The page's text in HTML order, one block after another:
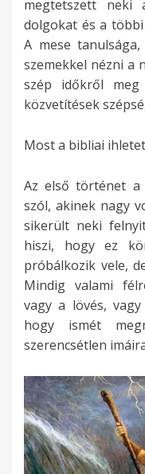
megtetszett
dolgokat és a
A mese
szemekkel nézni a
szép időkről
közvetítések
Most a bibliai
Az első történet a
szól, akinek nagy
sikerült neki
hiszi, hogy ez
próbálkozik vele,
Mindig valami
vagy a lövés,
hogy ismét
szerencsétlen